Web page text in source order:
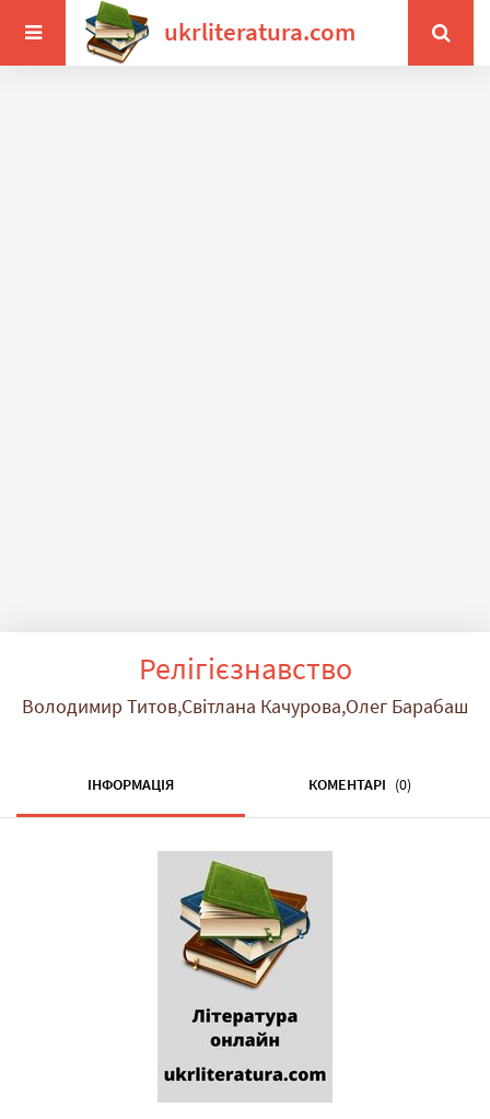
ukrliteratura.com
Релігієзнавство
Володимир Титов,Світлана Качурова,Олег Барабаш
ІНФОРМАЦІЯ КОМЕНТАРІ (0)